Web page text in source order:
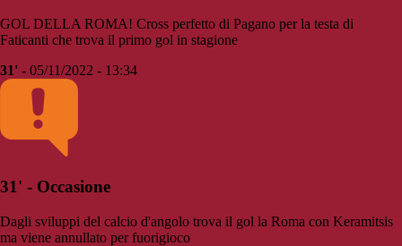
GOL DELLA ROMA! Cross perfetto di Pagano per la testa di
Faticanti che trova il primo gol in stagione
31' - 05/11/2022 - 13:34
31' - Occasione
Dagli sviluppi del calcio d'angolo trova il gol la Roma con Keramitsis
ma viene annullato per fuorigioco